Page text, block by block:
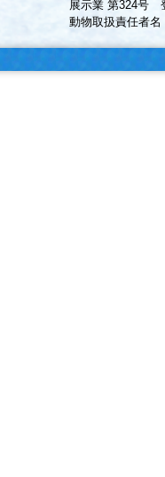
展示業 第324号
動物取扱責任者